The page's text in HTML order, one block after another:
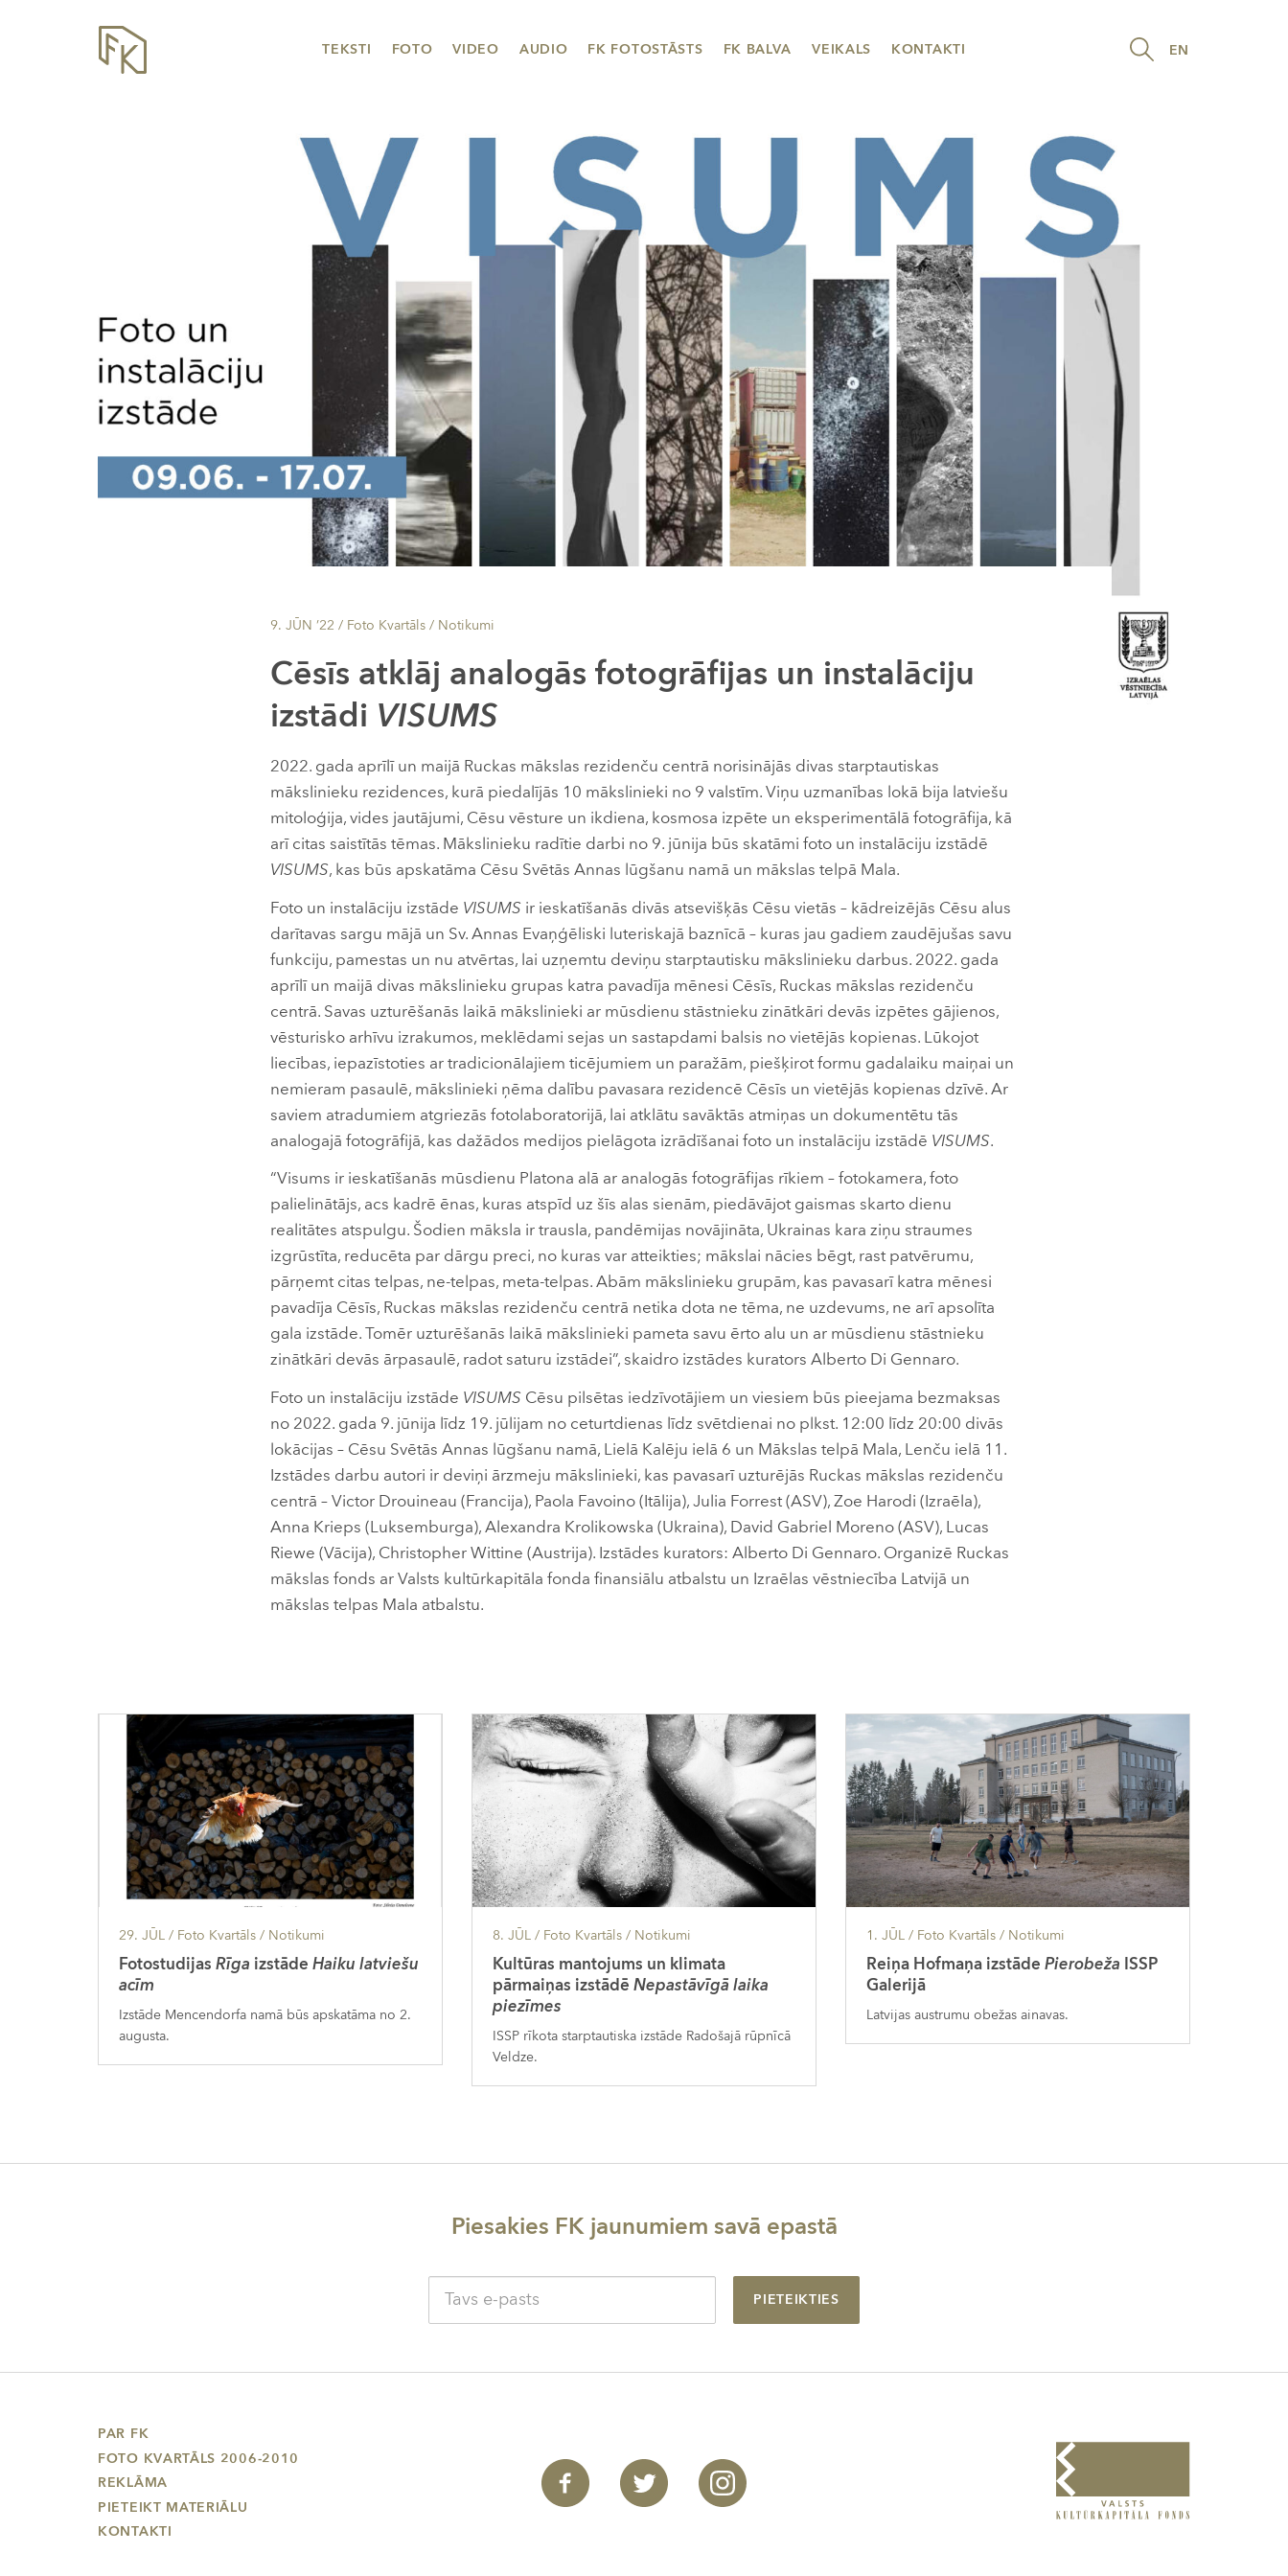
EN
TEKSTI FOTO VIDEO AUDIO FK FOTOSTĀSTS FK BALVA VEIKALS KONTAKTI
9. JŪN ’22 / Foto Kvartāls / Notikumi
Cēsīs atklāj analogās fotogrāfijas un instalāciju
izstādi VISUMS
2022. gada aprīlī un maijā Ruckas mākslas rezidenču centrā norisinājās divas starptautiskas
mākslinieku rezidences, kurā piedalījās 10 mākslinieki no 9 valstīm. Viņu uzmanības lokā bija latviešu
mitoloģija, vides jautājumi, Cēsu vēsture un ikdiena, kosmosa izpēte un eksperimentālā fotogrāfija, kā
arī citas saistītās tēmas. Mākslinieku radītie darbi no 9. jūnija būs skatāmi foto un instalāciju izstādē
VISUMS, kas būs apskatāma Cēsu Svētās Annas lūgšanu namā un mākslas telpā Mala.
Foto un instalāciju izstāde VISUMS ir ieskatīšanās divās atsevišķās Cēsu vietās – kādreizējās Cēsu alus
darītavas sargu mājā un Sv. Annas Evaņģēliski luteriskajā baznīcā – kuras jau gadiem zaudējušas savu
funkciju, pamestas un nu atvērtas, lai uzņemtu deviņu starptautisku mākslinieku darbus. 2022. gada
aprīlī un maijā divas mākslinieku grupas katra pavadīja mēnesi Cēsīs, Ruckas mākslas rezidenču
centrā. Savas uzturēšanās laikā mākslinieki ar mūsdienu stāstnieku zinātkāri devās izpētes gājienos,
vēsturisko arhīvu izrakumos, meklēdami sejas un sastapdami balsis no vietējās kopienas. Lūkojot
liecības, iepazīstoties ar tradicionālajiem ticējumiem un paražām, piešķirot formu gadalaiku maiņai un
nemieram pasaulē, mākslinieki ņēma dalību pavasara rezidencē Cēsīs un vietējās kopienas dzīvē. Ar
saviem atradumiem atgriezās fotolaboratorijā, lai atklātu savāktās atmiņas un dokumentētu tās
analogajā fotogrāfijā, kas dažādos medijos pielāgota izrādīšanai foto un instalāciju izstādē VISUMS.
“Visums ir ieskatīšanās mūsdienu Platona alā ar analogās fotogrāfijas rīkiem – fotokamera, foto
palielinātājs, acs kadrē ēnas, kuras atspīd uz šīs alas sienām, piedāvājot gaismas skarto dienu
realitātes atspulgu. Šodien māksla ir trausla, pandēmijas novājināta, Ukrainas kara ziņu straumes
izgrūstīta, reducēta par dārgu preci, no kuras var atteikties; mākslai nācies bēgt, rast patvērumu,
pārņemt citas telpas, ne-telpas, meta-telpas. Abām mākslinieku grupām, kas pavasarī katra mēnesi
pavadīja Cēsīs, Ruckas mākslas rezidenču centrā netika dota ne tēma, ne uzdevums, ne arī apsolīta
gala izstāde. Tomēr uzturēšanās laikā mākslinieki pameta savu ērto alu un ar mūsdienu stāstnieku
zinātkāri devās ārpasaulē, radot saturu izstādei”, skaidro izstādes kurators Alberto Di Gennaro.
Foto un instalāciju izstāde VISUMS Cēsu pilsētas iedzīvotājiem un viesiem būs pieejama bezmaksas
no 2022. gada 9. jūnija līdz 19. jūlijam no ceturtdienas līdz svētdienai no plkst. 12:00 līdz 20:00 divās
lokācijas – Cēsu Svētās Annas lūgšanu namā, Lielā Kalēju ielā 6 un Mākslas telpā Mala, Lenču ielā 11.
Izstādes darbu autori ir deviņi ārzmeju mākslinieki, kas pavasarī uzturējās Ruckas mākslas rezidenču
centrā – Victor Drouineau (Francija), Paola Favoino (Itālija), Julia Forrest (ASV), Zoe Harodi (Izraēla),
Anna Krieps (Luksemburga), Alexandra Krolikowska (Ukraina), David Gabriel Moreno (ASV), Lucas
Riewe (Vācija), Christopher Wittine (Austrija). Izstādes kurators: Alberto Di Gennaro. Organizē Ruckas
mākslas fonds ar Valsts kultūrkapitāla fonda finansiālu atbalstu un Izraēlas vēstniecība Latvijā un
mākslas telpas Mala atbalstu.
29. JŪL / Foto Kvartāls / Notikumi
Fotostudijas Rīga izstāde Haiku latviešu
acīm
Izstāde Mencendorfa namā būs apskatāma no 2.
augusta.
8. JŪL/ Foto Kvartāls / Notikumi
Kultūras mantojums un klimata
pārmaiņas izstādē Nepastāvīgā laika
piezīmes
ISSP rīkota starptautiska izstāde Radošajā rūpnīcā
Veldze.
1. JŪL/ Foto Kvartāls / Notikumi
Reiņa Hofmaņa izstāde Pierobeža ISSP
Galerijā
Latvijas austrumu obežas ainavas.
Piesakies FK jaunumiem savā epastā
PIETEIKTIES
PAR FK
FOTO KVARTĀLS 2006-2010
REKLĀMA
PIETEIKT MATERIĀLU
KONTAKTI